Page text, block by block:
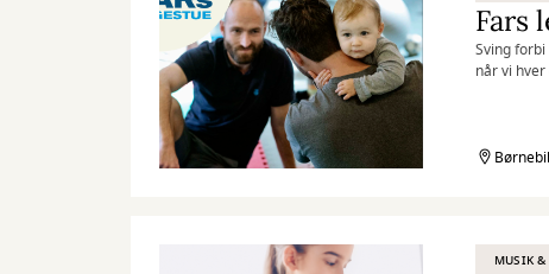
Fars
Sving
når vi
MUSIK